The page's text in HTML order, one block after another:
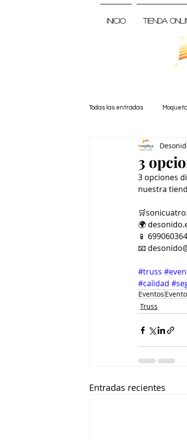
Inicio Tienda
Todas las entradas Moqueta
3
3 opciones
nuestra
🌍
📱
📧
#truss
#calidad
Eventos
Truss
Entradas recientes